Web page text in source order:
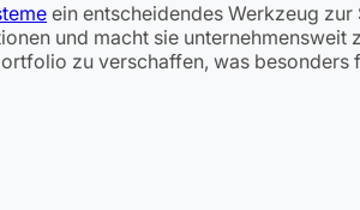
ein entscheidendes Werkzeug
und macht sie unternehmensweit
zu verschaffen, was